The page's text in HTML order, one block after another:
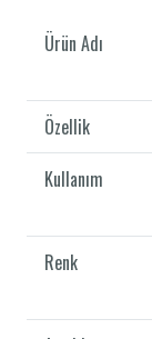
Ürün Adı
Özellik
Kullanım
Renk